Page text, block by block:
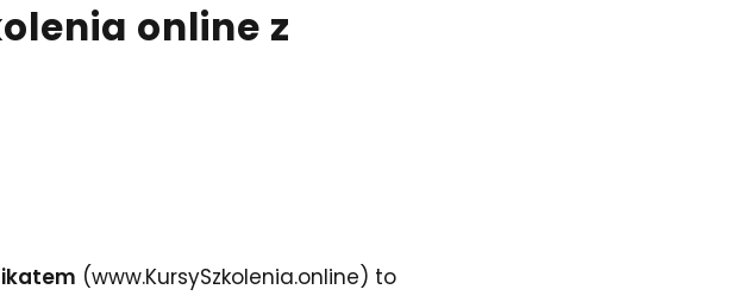
online z
(www.KursySzkolenia.online) to